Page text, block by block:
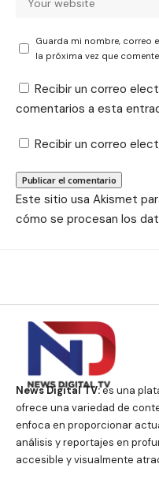
Guarda mi nombre, correo
la próxima vez que comente.
Recibir un correo
comentarios a esta
Recibir un correo
Este sitio usa Akismet
cómo se procesan los
News Digital TV:es una
ofrece una variedad de
enfoca en proporcionar
análisis y reportajes en
accesible y visualmente